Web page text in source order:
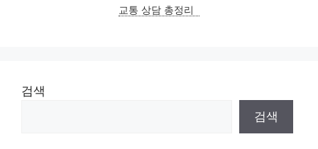
교통 상담 총정리
검색
검색